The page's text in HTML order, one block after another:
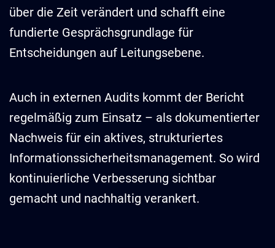
über die Zeit verändert und schafft eine
fundierte Gesprächsgrundlage für
Entscheidungen auf Leitungsebene.
Auch in externen Audits kommt der Bericht
regelmäßig zum Einsatz – als dokumentierter
Nachweis für ein aktives, strukturiertes
Informationssicherheitsmanagement. So wird
kontinuierliche Verbesserung sichtbar
gemacht und nachhaltig verankert.